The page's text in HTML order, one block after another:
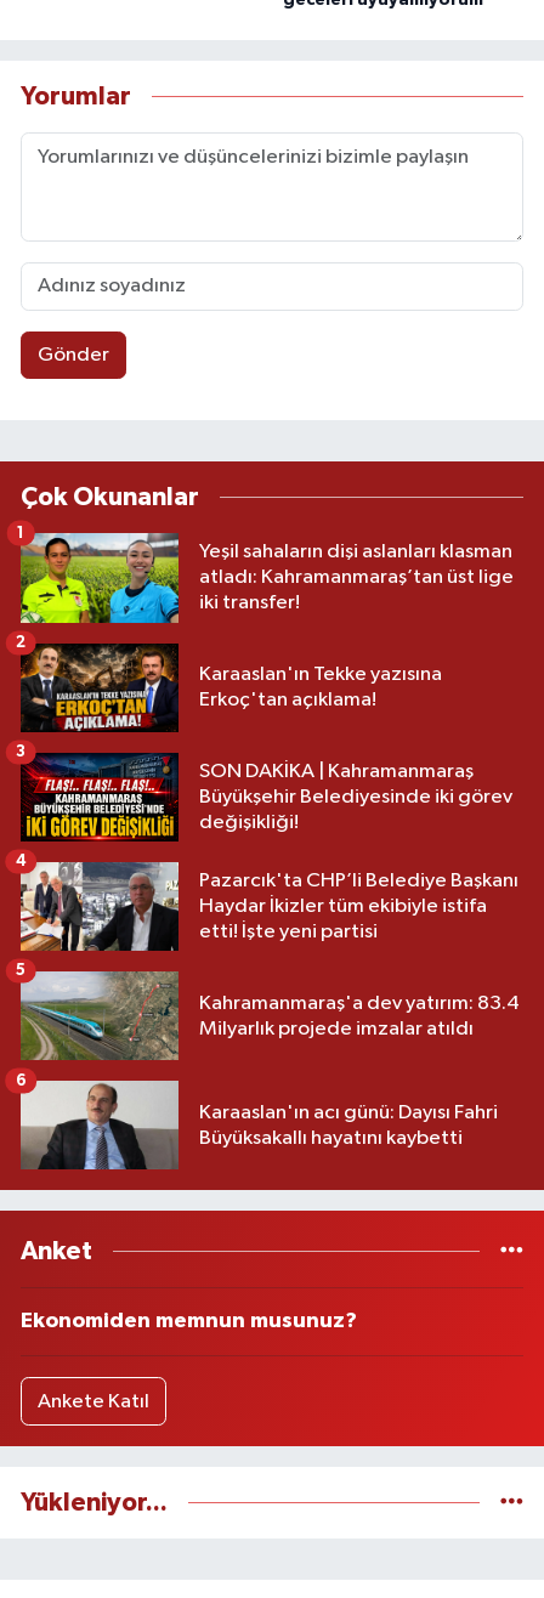
Yorumlar
Gönder
Çok Okunanlar
Yeşil sahaların dişi aslanları klasman
atladı: Kahramanmaraş’tan üst lige
iki transfer!
1
Karaaslan'ın Tekke yazısına
Erkoç'tan açıklama!
2
SON DAKİKA | Kahramanmaraş
Büyükşehir Belediyesinde iki görev
değişikliği!
3
Pazarcık'ta CHP’li Belediye Başkanı
Haydar İkizler tüm ekibiyle istifa
etti! İşte yeni partisi
4
Kahramanmaraş'a dev yatırım: 83.4
Milyarlık projede imzalar atıldı
5
Karaaslan'ın acı günü: Dayısı Fahri
Büyüksakallı hayatını kaybetti
6
Anket
Ekonomiden memnun musunuz?
Ankete Katıl
Yükleniyor...